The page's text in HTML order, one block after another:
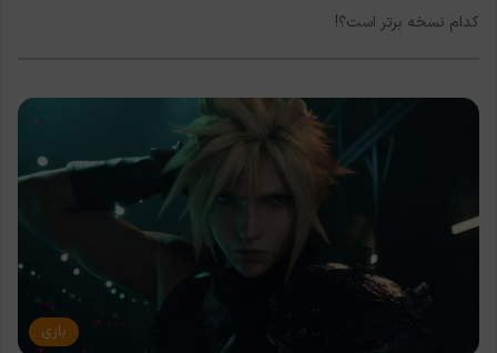
کدام نسخه برتر است؟!
بازی